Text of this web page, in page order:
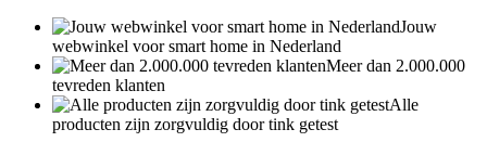
Jouw
webwinkel voor smart home in Nederland
Meer dan 2.000.000
tevreden klanten
Alle
producten zijn zorgvuldig door tink getest